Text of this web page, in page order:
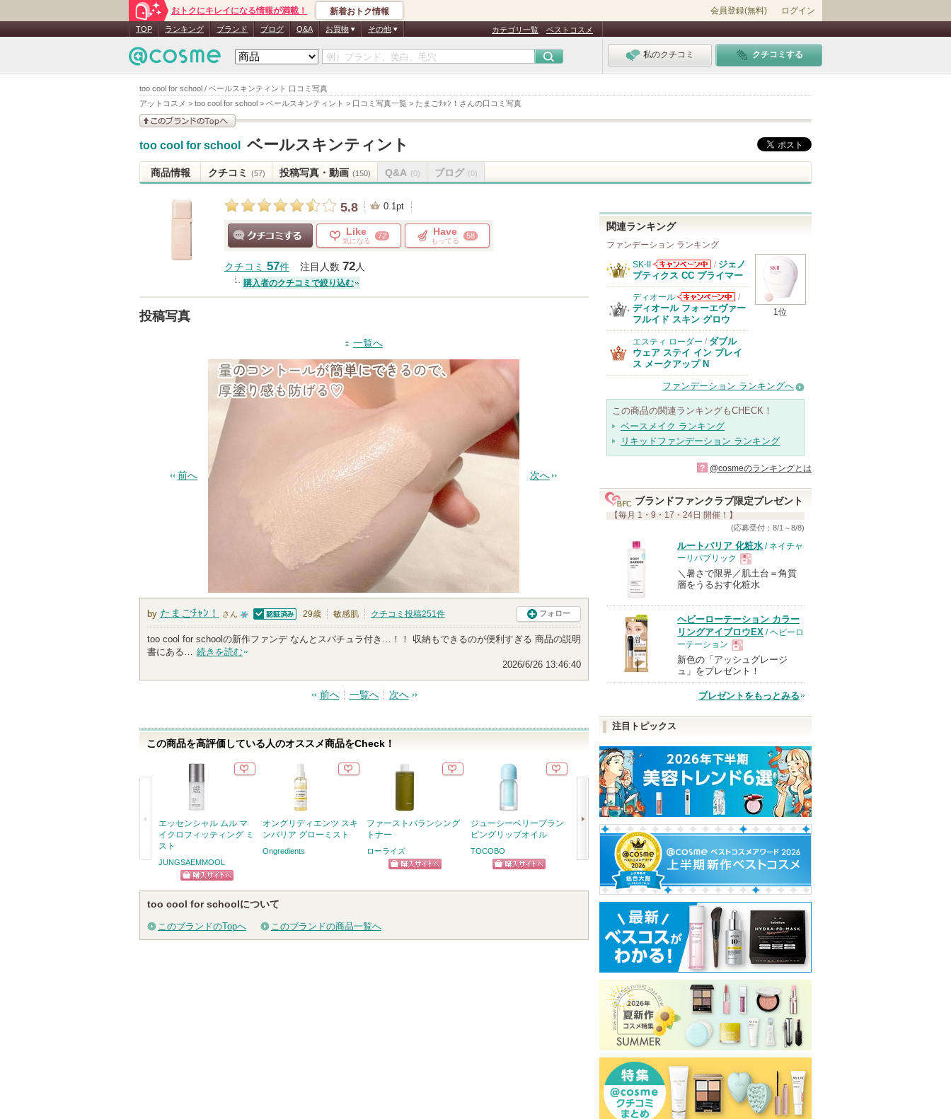
too cool for school / ベールスキンティント 口コミ写真
アットコスメ > too cool for school > ベールスキンティント > 口コミ写真一覧 > たまごﾁｬﾝ！さんの口コミ写真
おトクにキレイになる情報が満載！ 新着おトク情報 会員登録(無料) ログイン
TOP ランキング ブランド ブログ Q&A お買物 その他 カテゴリ一覧 ベストコスメ
私のクチコミ クチコミする
too cool for school ベールスキンティント
商品情報 クチコミ (57) 投稿写真・動画 (150) Q&A (0) ブログ (0)
5.8 0.1pt
Like
気になる
72 Have
もってる
58
クチコミ 57件 注目人数 72人
購入者のクチコミで絞り込む
投稿写真
一覧へ
前へ 次へ
by たまごﾁｬﾝ！
さん
1
0
人
ン
バ
に
入
さ
れ
認証済
29歳 敏感肌 クチコミ投稿251件 フォロー
too cool for schoolの新作ファンデ なんとスパチュラ付き…！！ 収納もできるのが便利すぎる 商品の説明
書にある… 続きを読む
2026/6/26 13:46:40
前へ 一覧へ 次へ
この商品を高評価している人のオススメ商品をCheck！
エッセンシャル ムル マ
イクロフィッティング ミ
スト
JUNGSAEMMOOL
ショッピン
グサイトへ
オングリディエンツ スキ
ンバリア グローミスト
Ongredients
ファーストバランシング
トナー
ローライズ
ジューシーベリープラン
ピングリップオイル
TOCOBO
ジェニフィック アルティ
メ セラム
ショッピン
グサイトへ
コレオロジーカットゼリ
ー
FOODOLOGY
エッセンシャルスキンヌ
ーダークッション
JUNGSAEMMOOL
グサイトへ
too cool for schoolについて
このブランドのTopへ このブランドの商品一覧へ
関連ランキング
ファンデーション ランキング
1位
SK-II
SK-IIからのお
知らせがありま
す
/ ジェノ
プティクス CC プライマー
ディオール
ディオールから
のお知らせがあ
/
ディオール フォーエヴァー
フルイド スキン グロウ
エスティ ローダー / ダブル
ウェア ステイ イン プレイ
ス メークアップ N
ファンデーション ランキングへ
この商品の関連ランキングもCHECK！
ベースメイク ランキング
リキッドファンデーション ランキング
? @cosmeのランキングとは
ブランドファンクラブ限定プレゼント
【毎月 1・9・17・24日 開催！】
(応募受付：8/1～8/8)
ルートバリア 化粧水 / ネイチャ
ーリパブリック
現
品
＼暑さで限界／肌土台＝角質
層をうるおす化粧水
ヘビーローテーション カラー
リングアイブロウEX / ヘビーロ
ーテーション
現
品
新色の「アッシュグレージ
ュ」をプレゼント！
プレゼントをもっとみる
注目トピックス